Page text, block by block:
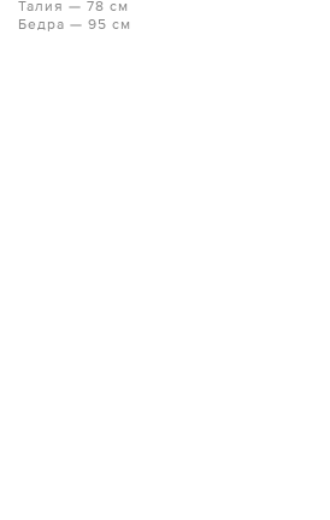
Талия — 78 см
Бедра — 95 см